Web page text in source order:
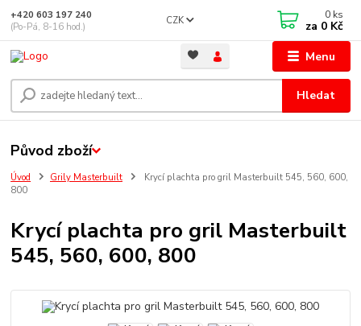
Menu
CZK
Hledat
+420 603 197 240
(Po-Pá, 8-16 hod.)
0 ks
za 0 Kč
Úvod Grily Masterbuilt
Krycí plachta pro gril Masterbuilt 545, 560, 600,
800
Krycí plachta pro gril Masterbuilt
545, 560, 600, 800
Původ zboží